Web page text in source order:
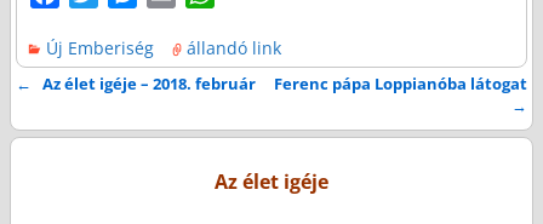
c
e
o
i
t
e
s
s
n
a
i
a
t
A
p
p
Új Emberiség állandó link
← Az élet igéje – 2018. február
Ferenc pápa Loppianóba látogat
→
Az élet igéje